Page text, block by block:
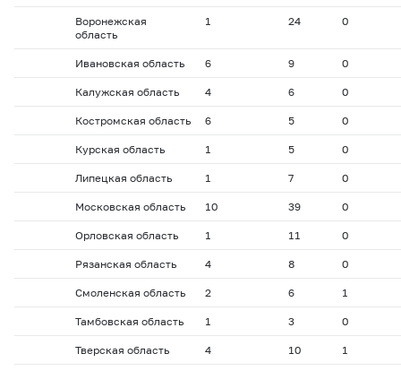
Воронежская
область
1 24 0
Ивановская область 6 9 0
Калужская область 4 6 0
Костромская область 6 5 0
Курская область 1 5 0
Липецкая область 1 7 0
Московская область 10 39 0
Орловская область 1 11 0
Рязанская область 4 8 0
Смоленская область 2 6 1
Тамбовская область 1 3 0
Тверская область 4 10 1